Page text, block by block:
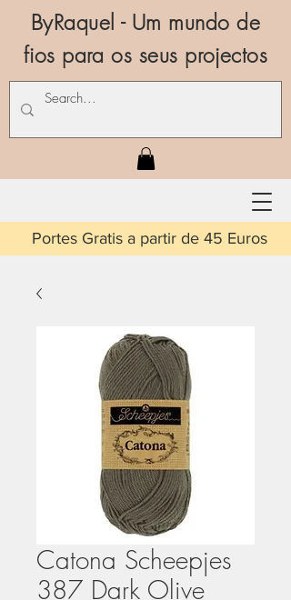
ByRaquel - Um mundo de
fios para os seus projectos
a partir de 45 Euros
Catona Scheepjes
387 Dark Olive